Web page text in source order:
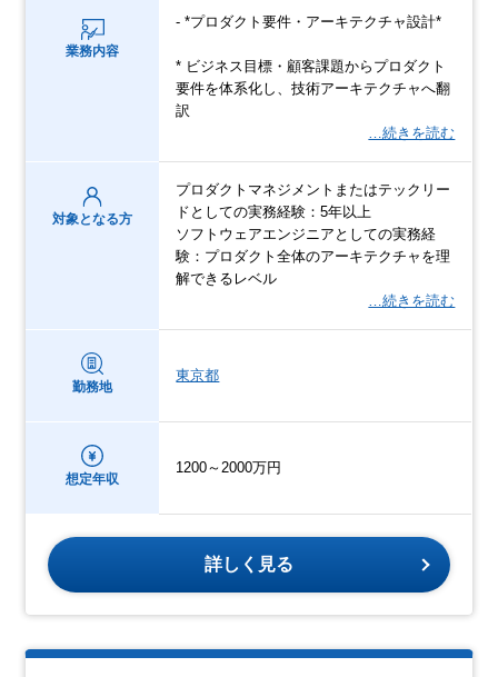
業務内容
- *プロダクト要件・アーキテクチャ設計*
* ビジネス目標・顧客課題からプロダクト
要件を体系化し、技術アーキテクチャへ翻
訳
…続きを読む
対象となる方
プロダクトマネジメントまたはテックリー
ドとしての実務経験：5年以上
ソフトウェアエンジニアとしての実務経
験：プロダクト全体のアーキテクチャを理
解できるレベル
…続きを読む
勤務地
東京都
想定年収
1200～2000万円
詳しく見る